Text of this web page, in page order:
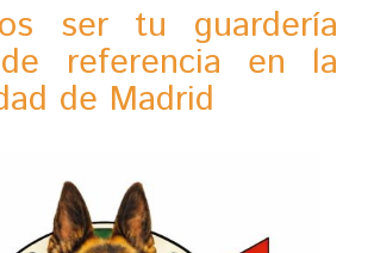
ser tu guardería
referencia en la
de Madrid